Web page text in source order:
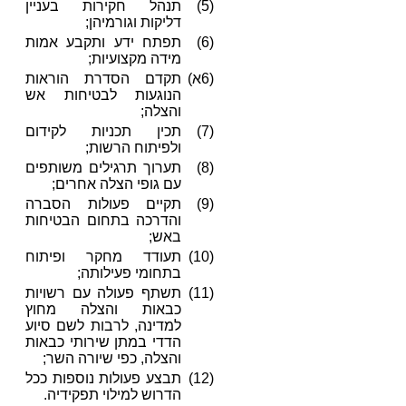
(5)
תנהל חקירות בעניין
דליקות וגורמיהן;
(6)
תפתח ידע ותקבע אמות
מידה מקצועיות;
(6א)
תקדם הסדרת הוראות
הנוגעות לבטיחות אש
והצלה;
(7)
תכין תכניות לקידום
ולפיתוח הרשות;
(8)
תערוך תרגילים משותפים
עם גופי הצלה אחרים;
(9)
תקיים פעולות הסברה
והדרכה בתחום הבטיחות
באש;
(10)
תעודד מחקר ופיתוח
בתחומי פעילותה;
(11)
תשתף פעולה עם רשויות
כבאות והצלה מחוץ
למדינה, לרבות לשם סיוע
הדדי במתן שירותי כבאות
והצלה, כפי שיורה השר;
(12)
תבצע פעולות נוספות ככל
הדרוש למילוי תפקידיה.